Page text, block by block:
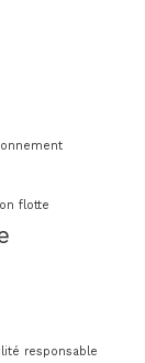
flotte
responsable